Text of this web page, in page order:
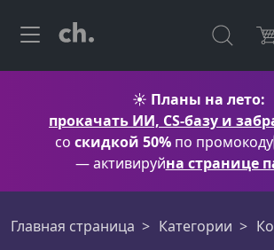
☀️ Планы на лето:
прокачать ИИ, CS-базу и
со скидкой 50% по промокоду
— активируйна странице
Главная страница Категории